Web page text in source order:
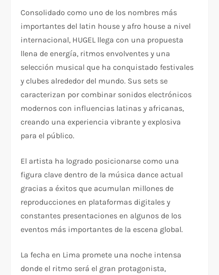
Consolidado como uno de los nombres más
importantes del latin house y afro house a nivel
internacional, HUGEL llega con una propuesta
llena de energía, ritmos envolventes y una
selección musical que ha conquistado festivales
y clubes alrededor del mundo. Sus sets se
caracterizan por combinar sonidos electrónicos
modernos con influencias latinas y africanas,
creando una experiencia vibrante y explosiva
para el público.
El artista ha logrado posicionarse como una
figura clave dentro de la música dance actual
gracias a éxitos que acumulan millones de
reproducciones en plataformas digitales y
constantes presentaciones en algunos de los
eventos más importantes de la escena global.
La fecha en Lima promete una noche intensa
donde el ritmo será el gran protagonista,